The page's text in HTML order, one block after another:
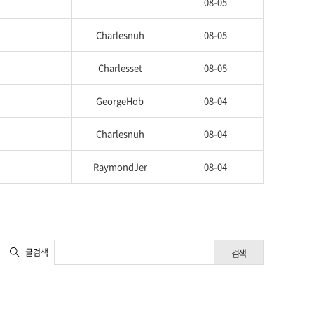
Charlesnuh 08-05
Charlesset 08-05
GeorgeHob 08-04
Charlesnuh 08-04
RaymondJer 08-04
글검색